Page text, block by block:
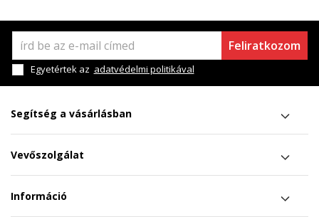
Feliratkozom
Egyetértek az adatvédelmi politikával
Segítség a vásárlásban
Vevőszolgálat
Információ